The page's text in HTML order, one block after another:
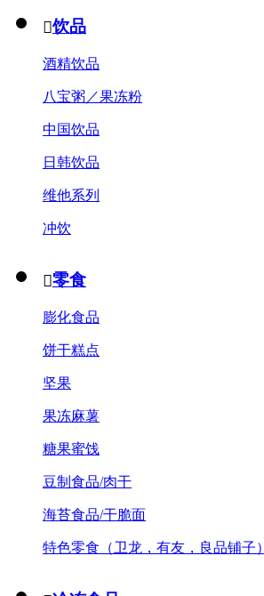
饮品
酒精饮品
八宝粥／果冻粉
中国饮品
日韩饮品
维他系列
冲饮
零食
膨化食品
饼干糕点
坚果
果冻麻薯
糖果蜜饯
豆制食品/肉干
海苔食品/干脆面
特色零食（卫龙，有友，良品铺子）